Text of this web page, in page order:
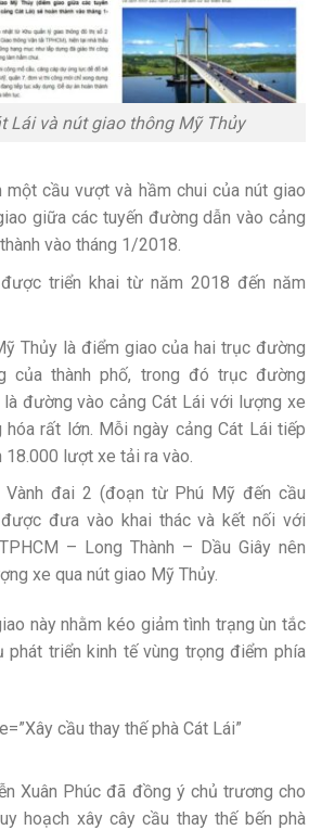
Lái và nút giao thông Mỹ Thủy
một cầu vượt và hầm chui của nút giao
giữa các tuyến đường dẫn vào cảng
vào tháng 1/2018.
triển khai từ năm 2018 đến năm
Thủy là điểm giao của hai trục đường
của thành phố, trong đó trục đường
là đường vào cảng Cát Lái với lượng xe
hóa rất lớn. Mỗi ngày cảng Cát Lái tiếp
18.000 lượt xe tải ra vào.
Vành đai 2 (đoạn từ Phú Mỹ đến cầu
được đưa vào khai thác và kết nối với
– Long Thành – Dầu Giây nên
xe qua nút giao Mỹ Thủy.
này nhằm kéo giảm tình trạng ùn tắc
phát triển kinh tế vùng trọng điểm phía
cầu thay thế phà Cát Lái”
Xuân Phúc đã đồng ý chủ trương cho
hoạch xây cây cầu thay thế bến phà